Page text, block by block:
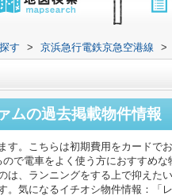
す > 京浜急行電鉄京急空港線 >
ムの過去掲載物件情報
す。こちらは初期費用をカードで
で電車をよく使う方におすすめ
は、ランニングをする上で抑えた
。気になるイチオシ物件情報：「